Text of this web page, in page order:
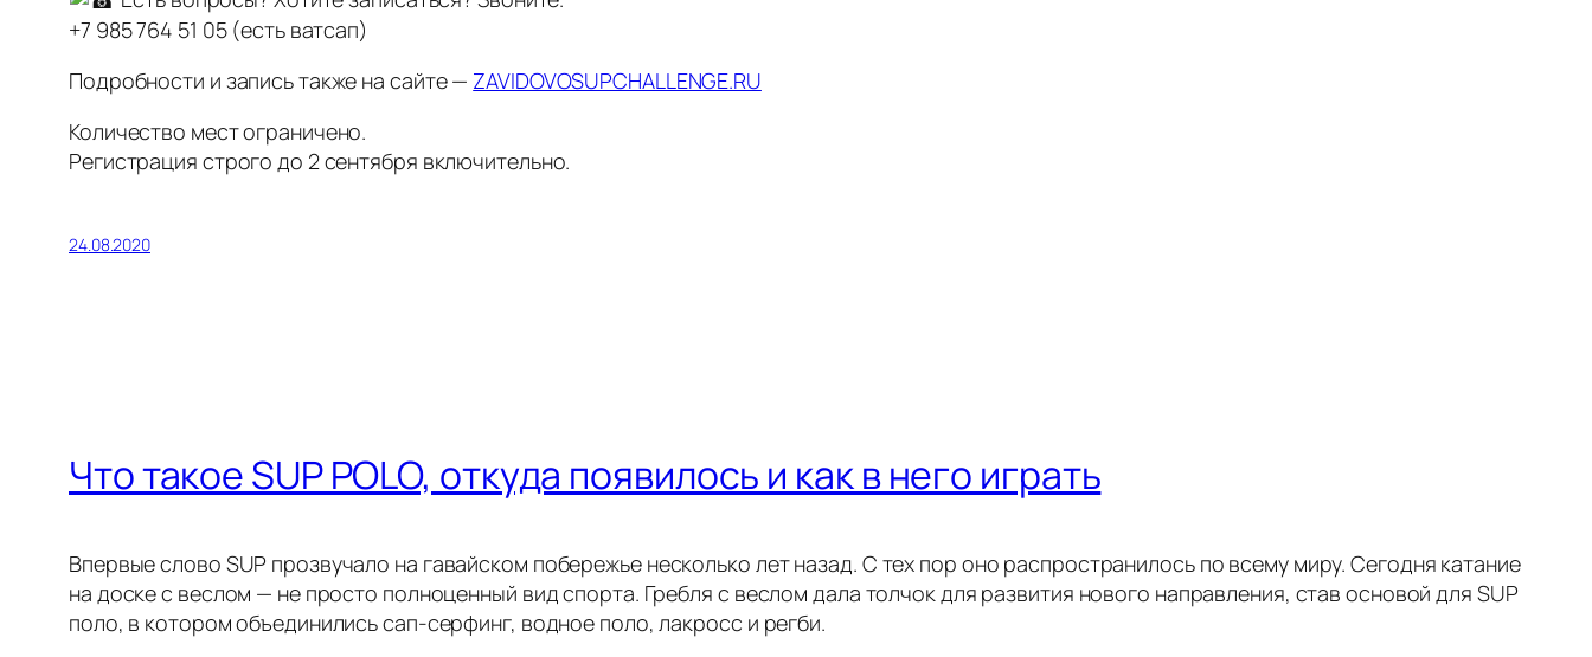
+7 985 764 51 05 (есть ватсап)
Подробности и запись также на сайте — ZAVIDOVOSUPCHALLENGE.RU
Количество мест ограничено.
Регистрация строго до 2 сентября включительно.
24.08.2020
Что такое SUP POLO, откуда появилось и как в него играть
Впервые слово SUP прозвучало на гавайском побережье несколько лет назад. С тех пор оно распространилось по всему миру. Сегодня катание
на доске с веслом — не просто полноценный вид спорта. Гребля с веслом дала толчок для развития нового направления, став основой для SUP
поло, в котором объединились сап-серфинг, водное поло, лакросс и регби.